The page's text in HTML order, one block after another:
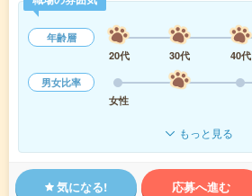
年齢層
20代
30代 40代
男女比率
女性
もっと見る
気になる! 応募へ進む